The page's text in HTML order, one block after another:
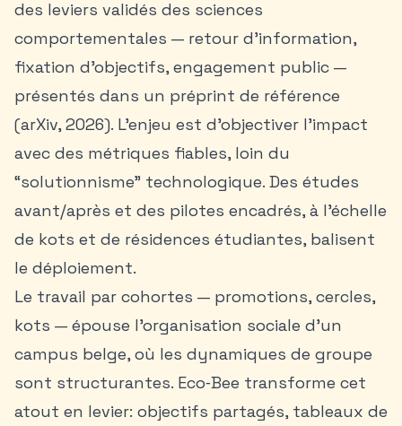
des leviers validés des sciences
comportementales — retour d’information,
fixation d’objectifs, engagement public —
présentés dans un préprint de référence
(arXiv, 2026). L’enjeu est d’objectiver l’impact
avec des métriques fiables, loin du
“solutionnisme” technologique. Des études
avant/après et des pilotes encadrés, à l’échelle
de kots et de résidences étudiantes, balisent
le déploiement.
Le travail par cohortes — promotions, cercles,
kots — épouse l’organisation sociale d’un
campus belge, où les dynamiques de groupe
sont structurantes. Eco‑Bee transforme cet
atout en levier: objectifs partagés, tableaux de